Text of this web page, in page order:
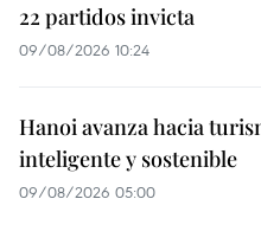
22 partidos invicta
09/08/2026 10:24
Hanoi avanza hacia
inteligente y sostenible
09/08/2026 05:00